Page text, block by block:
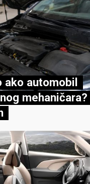
ako automobil
mehaničara?